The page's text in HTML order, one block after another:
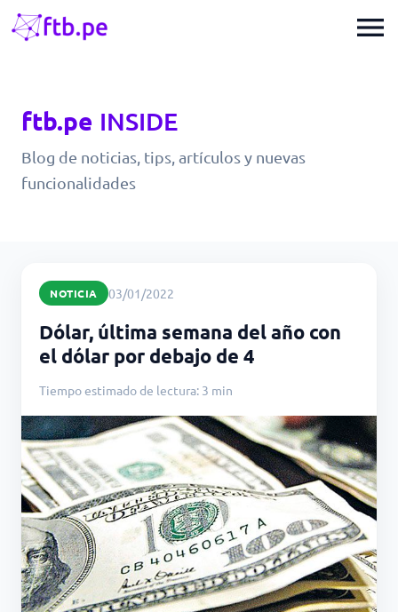
menu
ftb.pe INSIDE
Blog de noticias, tips, artículos y nuevas
funcionalidades
NOTICIA 03/01/2022
Dólar, última semana del año con
el dólar por debajo de 4
Tiempo estimado de lectura: 3 min